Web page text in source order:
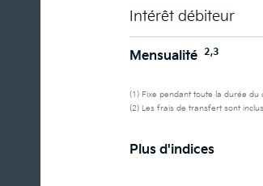
Intérêt débiteur
Mensualité 2,3
(1) Fixe pendant toute la durée du
(2) Les frais de transfert sont
Plus d'indices